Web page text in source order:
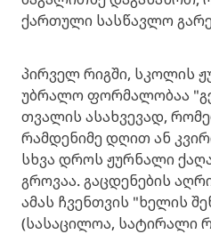
ქართული სასწავლო
პირველ რიგში, სკოლის
უბრალო ფორმალობაა
თვალის ასახვევად,
რამდენიმე დღით ან
სხვა დროს ჟურნალი
გროვაა. გაცდენების
ამას ჩვენთვის "ხელის
(სასაცილოა, სატირალი